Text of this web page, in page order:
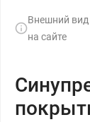
Внешний вид
на сайте